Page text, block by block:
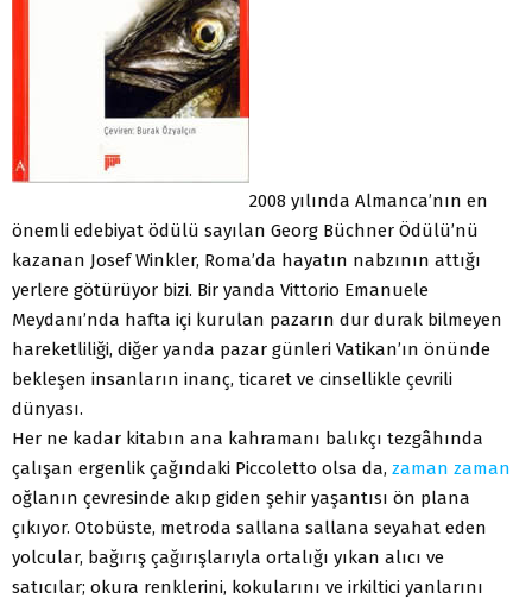
2008 yılında Almanca’nın en
önemli edebiyat ödülü sayılan Georg Büchner Ödülü’nü
kazanan Josef Winkler, Roma’da hayatın nabzının attığı
yerlere götürüyor bizi. Bir yanda Vittorio Emanuele
Meydanı’nda hafta içi kurulan pazarın dur durak bilmeyen
hareketliliği, diğer yanda pazar günleri Vatikan’ın önünde
bekleşen insanların inanç, ticaret ve cinsellikle çevrili
dünyası.
Her ne kadar kitabın ana kahramanı balıkçı tezgâhında
çalışan ergenlik çağındaki Piccoletto olsa da, zaman zaman
oğlanın çevresinde akıp giden şehir yaşantısı ön plana
çıkıyor. Otobüste, metroda sallana sallana seyahat eden
yolcular, bağırış çağırışlarıyla ortalığı yıkan alıcı ve
satıcılar; okura renklerini, kokularını ve irkiltici yanlarını